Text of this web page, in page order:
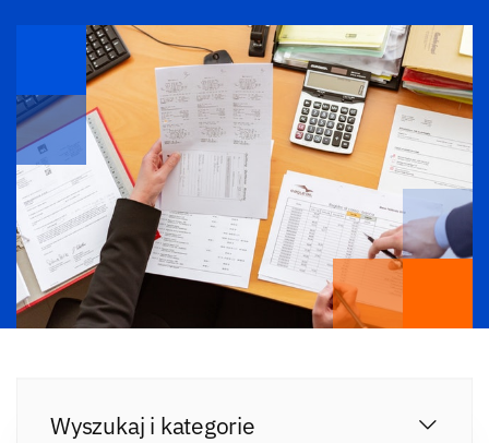
Wyszukaj i kategorie